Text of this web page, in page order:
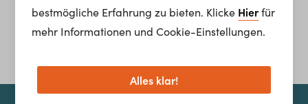
bestmögliche Erfahrung zu bieten. Klicke Hierfür
mehr Informationen und Cookie-Einstellungen.
Alles klar!